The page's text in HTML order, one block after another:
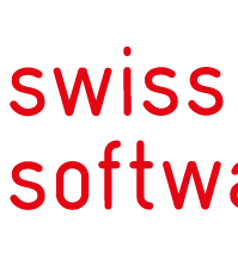
3274 Hermrigen
3280 Murten
3280 Meyriez
3283 Kallnach
3284 Fräschels